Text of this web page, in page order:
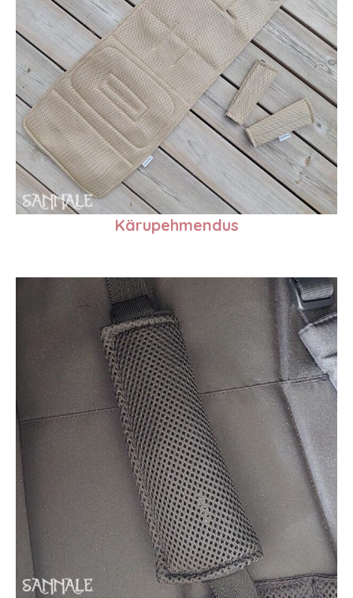
Kärupehmendus